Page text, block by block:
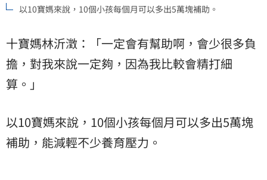
以10寶媽來說，10個小孩每個月可以多出5萬塊補助。
十寶媽林沂澂：「一定會有幫助啊，會少很多負
擔，對我來說一定夠，因為我比較會精打細
算。」
以10寶媽來說，10個小孩每個月可以多出5萬塊
補助，能減輕不少養育壓力。